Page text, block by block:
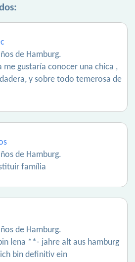
de Hamburg.
me gustaría conocer una chica ,
y sobre todo temerosa de
de Hamburg.
família
de Hamburg.
lena **- jahre alt aus hamburg
bin definitiv ein